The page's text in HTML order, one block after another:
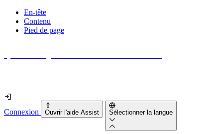
En-tête
Contenu
Pied de page
Connexion Ouvrir l'aide Assist Sélectionner la langue